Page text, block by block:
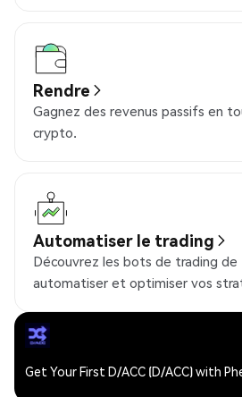
Rendre
Gagnez des revenus passifs en
crypto.
Automatiser le trading
Découvrez les bots de trading de
automatiser et optimiser vos
Get Your First D/ACC (D/ACC) with